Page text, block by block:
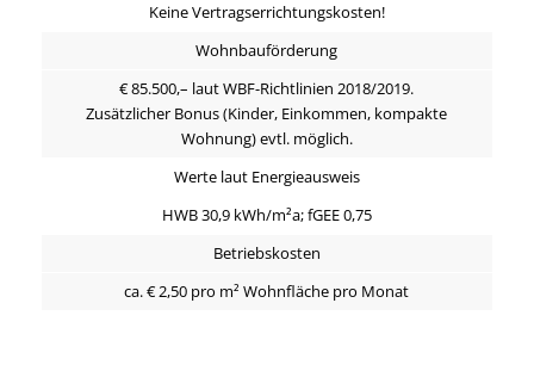
Keine Vertragserrichtungskosten!
Wohnbauförderung
€ 85.500,– laut WBF-Richtlinien 2018/2019.
Zusätzlicher Bonus (Kinder, Einkommen, kompakte
Wohnung) evtl. möglich.
Werte laut Energieausweis
HWB 30,9 kWh/m²a; fGEE 0,75
Betriebskosten
ca. € 2,50 pro m² Wohnfläche pro Monat